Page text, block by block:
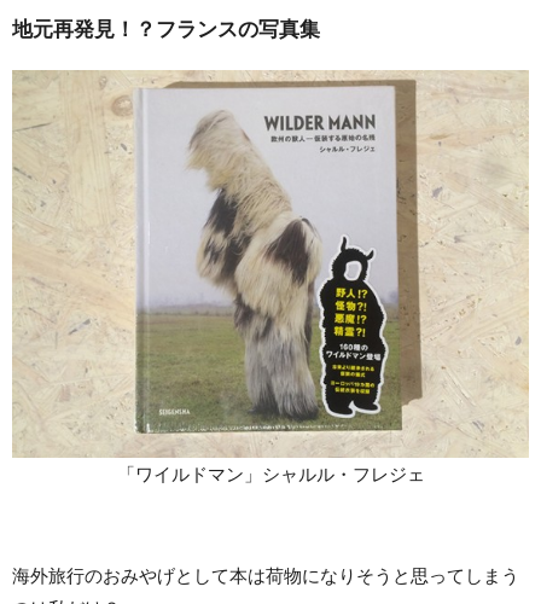
地元再発見！？フランスの写真集
「ワイルドマン」シャルル・フレジェ
海外旅行のおみやげとして本は荷物になりそうと思ってしまう